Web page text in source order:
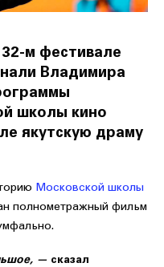
м фестивале
Владимира
школы кино
якутскую драму
Московской школы
полнометражный фильм
— сказал